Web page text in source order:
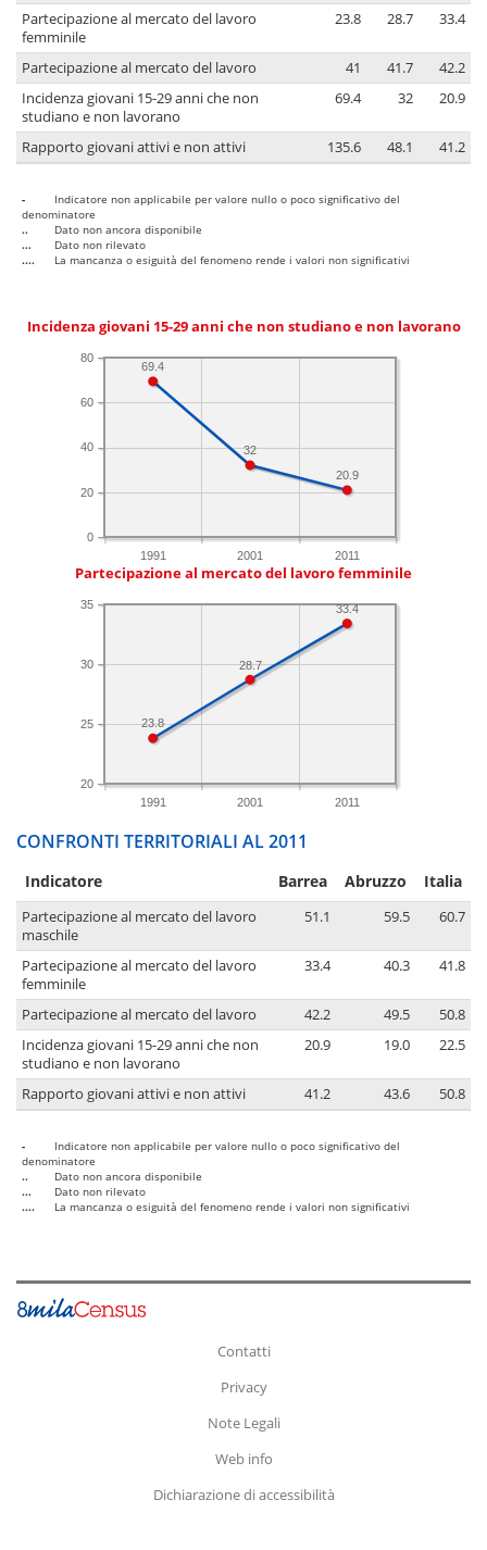
Partecipazione al mercato del lavoro
femminile
23.8 28.7 33.4
Partecipazione al mercato del lavoro 41 41.7
42.2
Incidenza giovani 15-29 anni che non
studiano e non lavorano
69.4 32 20.9
Rapporto giovani attivi e non attivi 135.6 48.1 41.2
-
Indicatore non applicabile per valore nullo o poco significativo del
denominatore
..
Dato non ancora disponibile
...
Dato non rilevato
....
La mancanza o esiguità del fenomeno rende i valori non significativi
Incidenza giovani 15-29 anni che non studiano e non lavorano
1991 2001 2011
0
20
40
60
80
20.9
32
69.4
Partecipazione al mercato del lavoro femminile
1991 2001 2011
20
25
30
35 33.4
28.7
23.8
CONFRONTI TERRITORIALI AL 2011
Indicatore Barrea Abruzzo Italia
Partecipazione al mercato del lavoro
maschile
51.1 59.5 60.7
Partecipazione al mercato del lavoro
femminile
33.4 40.3 41.8
Partecipazione al mercato del lavoro 42.2 49.5
50.8
Incidenza giovani 15-29 anni che non
studiano e non lavorano
20.9 19.0 22.5
Rapporto giovani attivi e non attivi 41.2 43.6 50.8
-
Indicatore non applicabile per valore nullo o poco significativo del
denominatore
..
Dato non ancora disponibile
...
Dato non rilevato
....
La mancanza o esiguità del fenomeno rende i valori non significativi
Contatti
Privacy
Note Legali
Web info
Dichiarazione di accessibilità